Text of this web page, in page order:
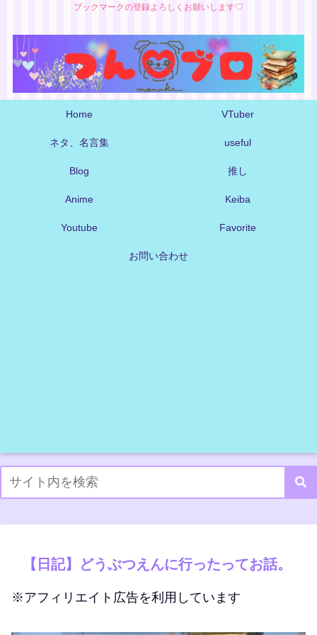
ブックマークの登録よろしくお願いします♡
Home VTuber
ネタ、名言集 useful
Blog 推し
Anime Keiba
Youtube Favorite
お問い合わせ
【日記】どうぶつえんに行ったってお話。
※アフィリエイト広告を利用しています